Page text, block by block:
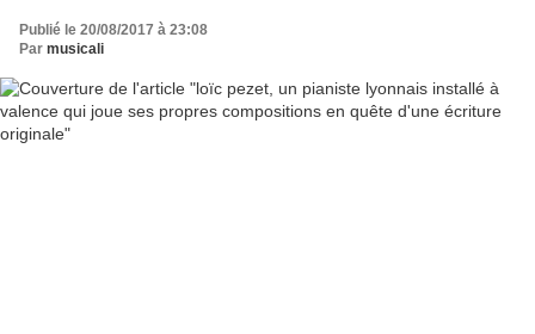
Publié le 20/08/2017 à 23:08
Par musicali